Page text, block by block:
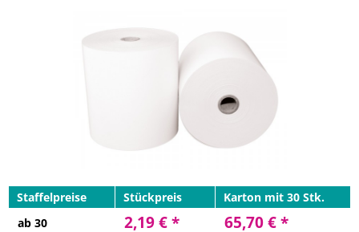
Staffelpreise Stückpreis
Karton mit 30 Stk.
ab 30
2,19 € * 65,70 € *